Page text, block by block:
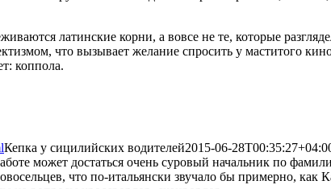
латинские корни, а вовсе не те, которые
что вызывает желание спросить у маститого
коппола.
Кепка у сицилийских водителей2015-06-
может достаться очень суровый начальник по
что по-итальянски звучало бы примерно, как